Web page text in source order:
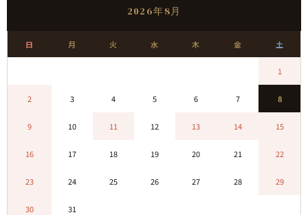
2026年8月
日 月 火 水 木 金 土
1
2 3 4 5 6 7 8
9 10 11 12 13 14 15
16 17 18 19 20 21 22
23 24 25 26 27 28 29
30 31